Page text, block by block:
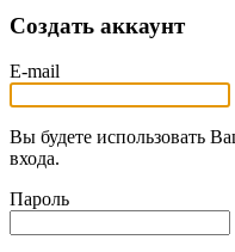
Создать аккаунт
E-mail
Вы будете использовать
входа.
Пароль